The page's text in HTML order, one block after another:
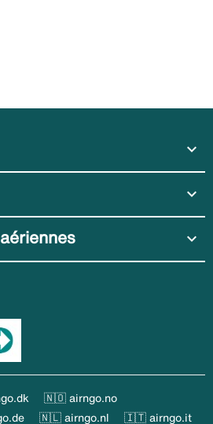
expand_more
expand_more
expand_more
🇳🇴 airngo.no
🇳🇱 airngo.nl 🇮🇹 airngo.it